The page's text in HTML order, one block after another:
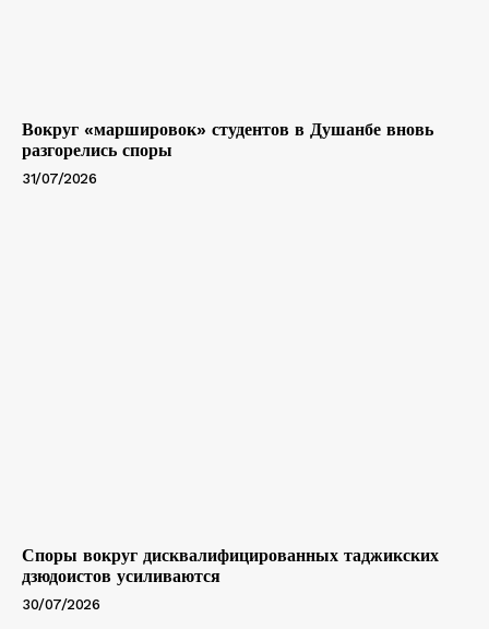
Вокруг «маршировок» студентов в Душанбе вновь
разгорелись споры
31/07/2026
Споры вокруг дисквалифицированных таджикских
дзюдоистов усиливаются
30/07/2026